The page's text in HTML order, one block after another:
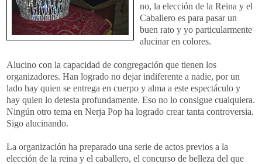
no, la elección de la Reina y el
Caballero es para pasar un
buen rato y yo particularmente
alucinar en colores.
Alucino con la capacidad de congregación que tienen los
organizadores. Han logrado no dejar indiferente a nadie, por un
lado hay quien se entrega en cuerpo y alma a este espectáculo y
hay quien lo detesta profundamente. Eso no lo consigue cualquiera.
Ningún otro tema en Nerja Pop ha logrado crear tanta controversia.
Sigo alucinando.
La organización ha preparado una serie de actos previos a la
elección de la reina y el caballero, el concurso de belleza del que